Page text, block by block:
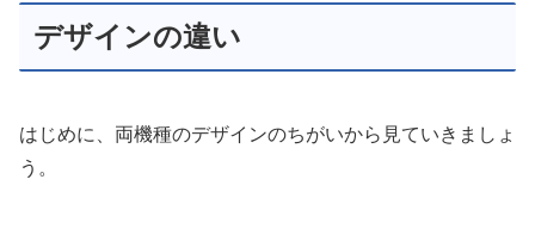
デザインの違い
はじめに、両機種のデザインのちがいから見ていきましょ
う。